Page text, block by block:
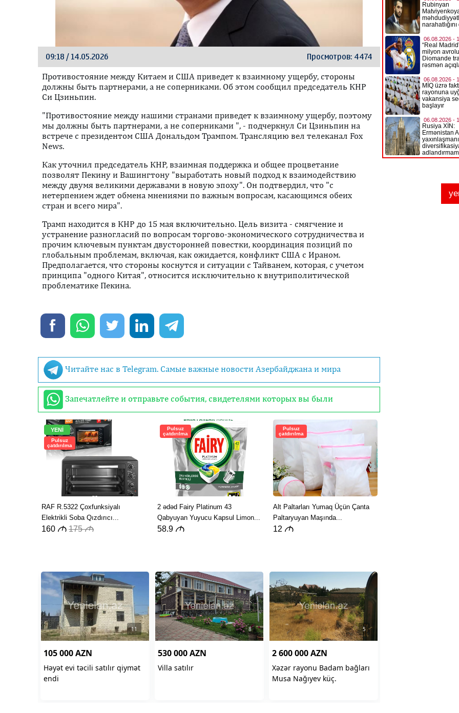
09:18 / 14.05.2026 Просмотров: 4474
Противостояние между Китаем и США приведет к взаимному ущербу, стороны
должны быть партнерами, а не соперниками. Об этом сообщил председатель КНР
Си Цзиньпин.
"Противостояние между нашими странами приведет к взаимному ущербу, поэтому
мы должны быть партнерами, а не соперниками ", - подчеркнул Си Цзиньпин на
встрече с президентом США Дональдом Трампом. Трансляцию вел телеканал Fox
News.
Как уточнил председатель КНР, взаимная поддержка и общее процветание
позволят Пекину и Вашингтону "выработать новый подход к взаимодействию
между двумя великими державами в новую эпоху". Он подтвердил, что "с
нетерпением ждет обмена мнениями по важным вопросам, касающимся обеих
стран и всего мира".
Трамп находится в КНР до 15 мая включительно. Цель визита - смягчение и
устранение разногласий по вопросам торгово-экономического сотрудничества и
прочим ключевым пунктам двусторонней повестки, координация позиций по
глобальным проблемам, включая, как ожидается, конфликт США с Ираном.
Предполагается, что стороны коснутся и ситуации с Тайванем, которая, с учетом
принципа "одного Китая", относится исключительно к внутриполитической
проблематике Пекина.
Читайте нас в Telegram. Самые важные новости Азербайджана и мира
Запечатлейте и отправьте события, свидетелями которых вы были